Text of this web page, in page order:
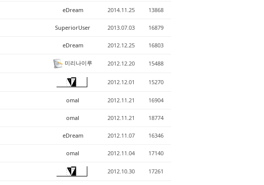
eDream 2014.11.25 13868
SuperiorUser 2013.07.03 16879
eDream 2012.12.25 16803
미리나이루 2012.12.20 15488
2012.12.01 15270
omal 2012.11.21 16904
omal 2012.11.21 18774
eDream 2012.11.07 16346
omal 2012.11.04 17140
2012.10.30 17261